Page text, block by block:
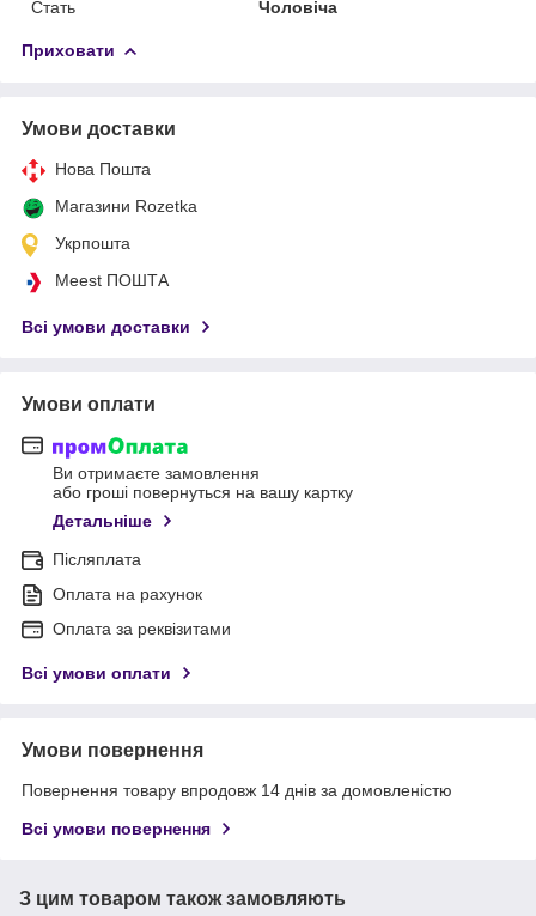
Стать Чоловіча
Приховати
Умови доставки
Нова Пошта
Магазини Rozetka
Укрпошта
Meest ПОШТА
Всі умови доставки
Умови оплати
Ви отримаєте замовлення
або гроші повернуться на вашу картку
Детальніше
Післяплата
Оплата на рахунок
Оплата за реквізитами
Всі умови оплати
Умови повернення
Повернення товару впродовж 14 днів за домовленістю
Всі умови повернення
З цим товаром також замовляють